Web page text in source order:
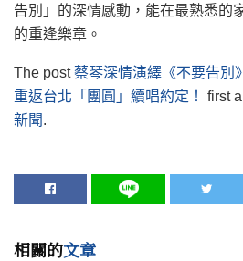
告別」的深情感動，能在最熟悉的
的重逢樂章。
The post蔡琴深情演繹《不要告別
重返台北「團圓」續唱約定！
first
新聞.
相關的文章